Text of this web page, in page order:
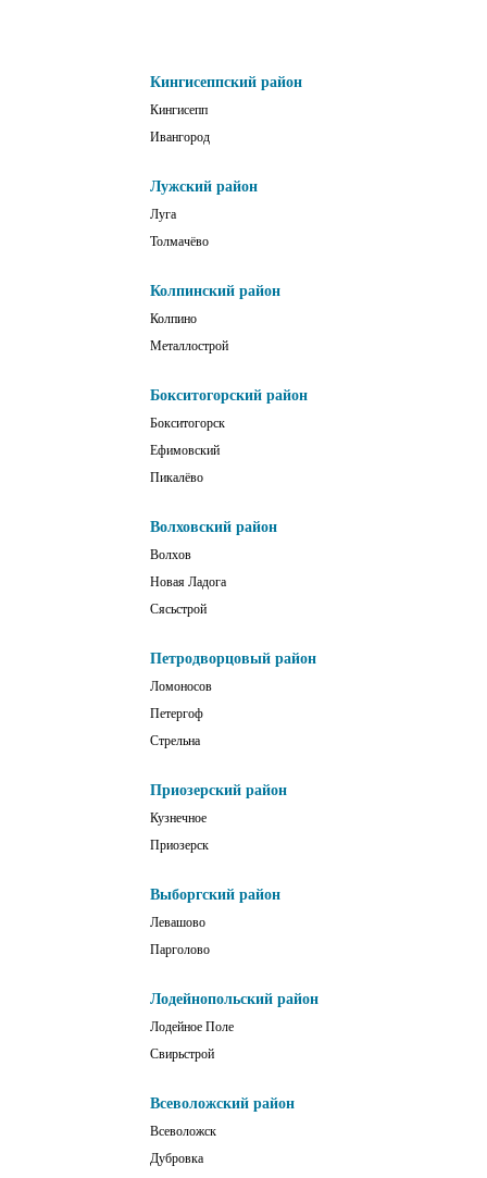
Кингисеппский район
Кингисепп
Ивангород
Лужский район
Луга
Толмачёво
Колпинский район
Колпино
Металлострой
Бокситогорский район
Бокситогорск
Ефимовский
Пикалёво
Волховский район
Волхов
Новая Ладога
Сясьстрой
Петродворцовый район
Ломоносов
Петергоф
Стрельна
Приозерский район
Кузнечное
Приозерск
Выборгский район
Левашово
Парголово
Лодейнопольский район
Лодейное Поле
Свирьстрой
Всеволожский район
Всеволожск
Дубровка